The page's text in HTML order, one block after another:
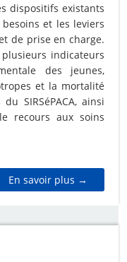
dispositifs existants
et les leviers
de prise en charge.
plusieurs indicateurs
des jeunes,
et la mortalité
du SIRSéPACA, ainsi
recours aux soins
En savoir plus →